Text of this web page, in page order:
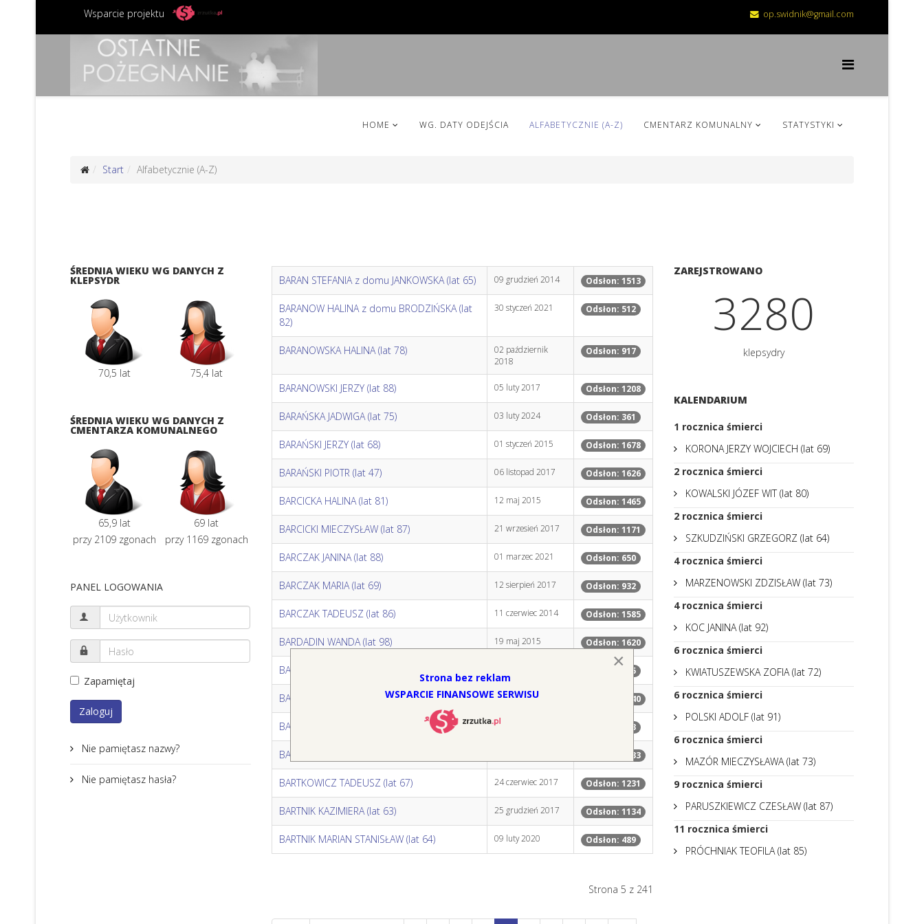
Wsparcie projektu op.swidnik@gmail.com
HOME WG. DATY ODEJŚCIA ALFABETYCZNIE (A-Z) CMENTARZ KOMUNALNY STATYSTYKI
Start Alfabetycznie (A-Z)
ŚREDNIA WIEKU WG DANYCH Z
KLEPSYDR
70,5 lat 75,4 lat
ŚREDNIA WIEKU WG DANYCH Z
CMENTARZA KOMUNALNEGO
65,9 lat
przy 2109 zgonach
69 lat
przy 1169 zgonach
PANEL LOGOWANIA
Zapamiętaj
Zaloguj
Nie pamiętasz nazwy?
Nie pamiętasz hasła?
BARAN STEFANIA z domu JANKOWSKA (lat 65) 09 grudzień 2014 Odsłon: 1513
BARANOW HALINA z domu BRODZIŃSKA (lat
82)
30 styczeń 2021 Odsłon: 512
BARANOWSKA HALINA (lat 78)
02 październik
2018
Odsłon: 917
BARANOWSKI JERZY (lat 88) 05 luty 2017 Odsłon: 1208
BARAŃSKA JADWIGA (lat 75) 03 luty 2024 Odsłon: 361
BARAŃSKI JERZY (lat 68) 01 styczeń 2015 Odsłon: 1678
BARAŃSKI PIOTR (lat 47) 06 listopad 2017 Odsłon: 1626
BARCICKA HALINA (lat 81) 12 maj 2015 Odsłon: 1465
BARCICKI MIECZYSŁAW (lat 87) 21 wrzesień 2017 Odsłon: 1171
BARCZAK JANINA (lat 88) 01 marzec 2021 Odsłon: 650
BARCZAK MARIA (lat 69) 12 sierpień 2017 Odsłon: 932
BARCZAK TADEUSZ (lat 86) 11 czerwiec 2014 Odsłon: 1585
BARDADIN WANDA (lat 98) 19 maj 2015 Odsłon: 1620
BAROSZEWICZ GRZEGORZ (lat 61) Odsłon: 395
BARSZCZ JANINA (lat 75) 04 kwiecień 2017 Odsłon: 1240
BARTKIEWICZ ROMUALD (lat 89) 24 marzec 2019 Odsłon: 733
BARTKOWIAK JERZY (lat 59) Odsłon: 1633
BARTKOWICZ TADEUSZ (lat 67) 24 czerwiec 2017 Odsłon: 1231
BARTNIK KAZIMIERA (lat 63) 25 grudzień 2017 Odsłon: 1134
BARTNIK MARIAN STANISŁAW (lat 64) 09 luty 2020 Odsłon: 489
Strona 5 z 241
ZAREJSTROWANO
3600
klepsydry
KALENDARIUM
1 rocznica śmierci
KORONA JERZY WOJCIECH (lat 69)
2rocznica śmierci
KOWALSKI JÓZEF WIT (lat 80)
2rocznica śmierci
SZKUDZIŃSKI GRZEGORZ (lat 64)
4rocznica śmierci
MARZENOWSKI ZDZISŁAW (lat 73)
4rocznica śmierci
KOC JANINA (lat 92)
6rocznica śmierci
KWIATUSZEWSKA ZOFIA (lat 72)
6rocznica śmierci
POLSKI ADOLF (lat 91)
6rocznica śmierci
MAZÓR MIECZYSŁAWA (lat 73)
9rocznica śmierci
PARUSZKIEWICZ CZESŁAW (lat 87)
11 rocznica śmierci
PRÓCHNIAK TEOFILA (lat 85)
×
Strona bez reklam
WSPARCIE FINANSOWE SERWISU